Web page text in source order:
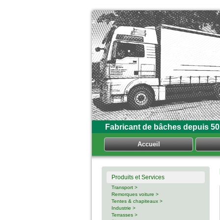
Fabricant de bâches depuis
Accueil
Produits et Services
Transport >
Remorques voiture >
Tentes & chapiteaux >
Industrie >
Terrasses >